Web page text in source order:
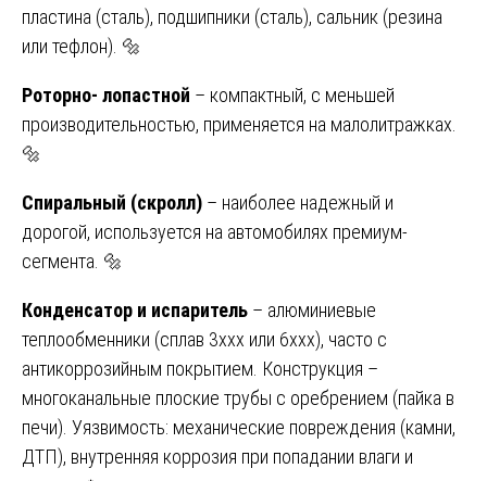
пластина (сталь), подшипники (сталь), сальник (резина
или тефлон). 🔩
Роторно- лопастной – компактный, с меньшей
производительностью, применяется на малолитражках.
🔩
Спиральный (скролл) – наиболее надежный и
дорогой, используется на автомобилях премиум-
сегмента. 🔩
Конденсатор и испаритель – алюминиевые
теплообменники (сплав 3xxx или 6xxx), часто с
антикоррозийным покрытием. Конструкция –
многоканальные плоские трубы с оребрением (пайка в
печи). Уязвимость: механические повреждения (камни,
ДТП), внутренняя коррозия при попадании влаги и